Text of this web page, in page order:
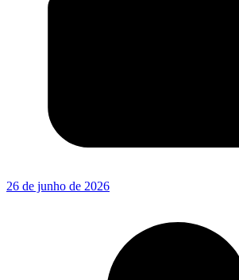
26 de junho de 2026